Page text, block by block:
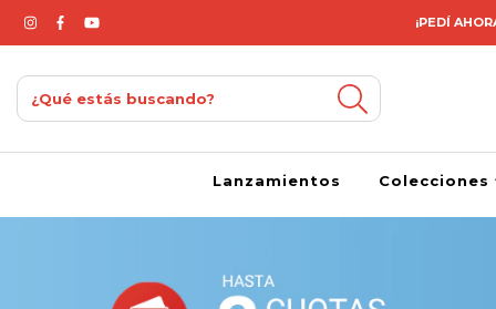
¡PEDÍ
Lanzamientos Colecciones